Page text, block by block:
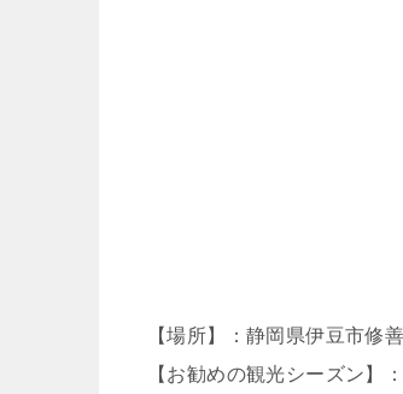
【場所】：静岡県伊豆市修
【お勧めの観光シーズン】